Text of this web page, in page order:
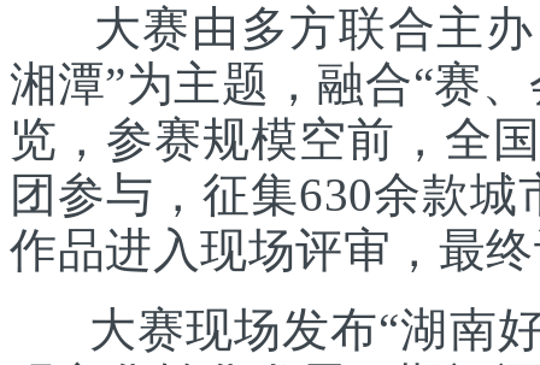
大赛由多方联合主办
湘潭”为主题，融合“赛
览，参赛规模空前，全
团参与，征集630余款
作品进入现场评审，最
大赛现场发布“湖南好